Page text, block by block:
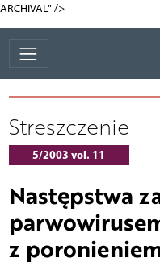
ARCHIVAL" />
Streszczenie
5/2003 vol. 11
Następstwa
z